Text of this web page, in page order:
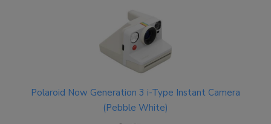
Polaroid Now Generation 3 i-Type Instant Camera
(Pebble White)